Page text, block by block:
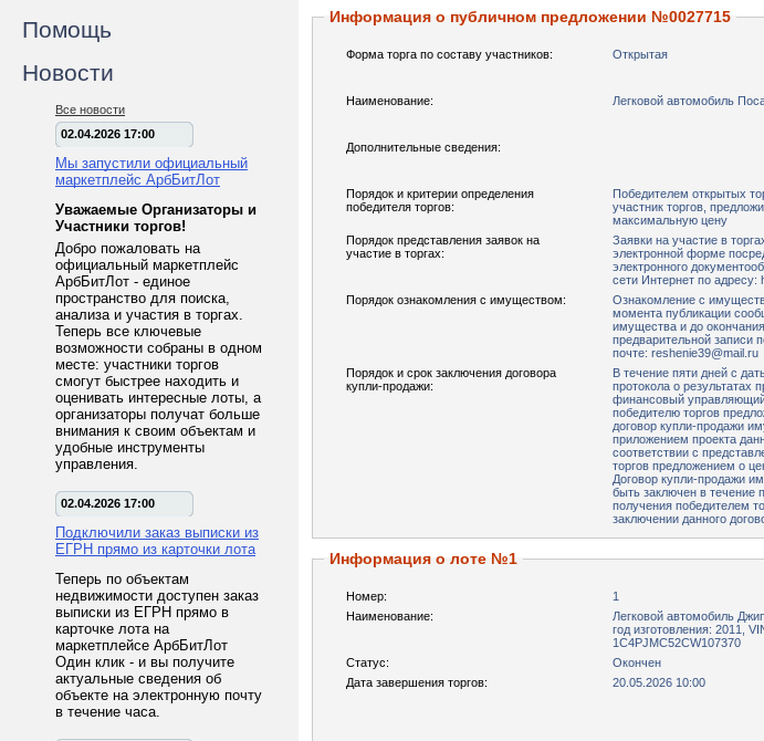
Помощь
Новости
Все новости
02.04.2026 17:00
Мы запустили официальный
маркетплейс АрбБитЛот
Уважаемые Организаторы и
Участники торгов!
Добро пожаловать на
официальный маркетплейс
АрбБитЛот - единое
пространство для поиска,
анализа и участия в торгах.
Теперь все ключевые
возможности собраны в одном
месте: участники торгов
смогут быстрее находить и
оценивать интересные лоты, а
организаторы получат больше
внимания к своим объектам и
удобные инструменты
управления.
02.04.2026 17:00
Подключили заказ выписки из
ЕГРН прямо из карточки лота
Теперь по объектам
недвижимости доступен заказ
выписки из ЕГРН прямо в
карточке лота на
маркетплейсе АрбБитЛот
Один клик - и вы получите
актуальные сведения об
объекте на электронную почту
в течение часа.
Информация о публичном предложении №0027715
Форма торга по составу участников: Открытая
Наименование: Легковой автомобиль
Дополнительные сведения:
Порядок и критерии определения
победителя торгов:
Победителем открытых
участник торгов,
максимальную цену
Порядок представления заявок на
участие в торгах:
Заявки на участие в
электронной форме
электронного
сети Интернет по адресу:
Порядок ознакомления с имуществом:
Ознакомление с
момента публикации
имущества и до
предварительной записи
почте: reshenie39@mail.ru
Порядок и срок заключения договора
купли-продажи:
В течение пяти дней с
протокола о результатах
финансовый
победителю торгов
договор купли-продажи
приложением проекта
соответствии с
торгов предложением о
Договор купли-продажи
быть заключен в течение
получения победителем
заключении данного
Информация о лоте №1
Номер: 1
Наименование:
Легковой автомобиль
год изготовления: 2011,
1C4PJMC52CW107370
Статус: Окончен
Дата завершения торгов:
20.05.2026 10:00